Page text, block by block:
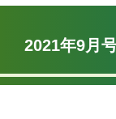
か
2021年9月